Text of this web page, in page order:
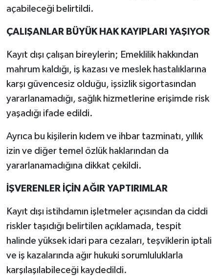
açabileceği belirtildi.
ÇALIŞANLAR BÜYÜK HAK KAYIPLARI YAŞIYOR
Kayıt dışı çalışan bireylerin; Emeklilik hakkından
mahrum kaldığı, iş kazası ve meslek hastalıklarına
karşı güvencesiz olduğu, işsizlik sigortasından
yararlanamadığı, sağlık hizmetlerine erişimde risk
yaşadığı ifade edildi.
Ayrıca bu kişilerin kıdem ve ihbar tazminatı, yıllık
izin ve diğer temel özlük haklarından da
yararlanamadığına dikkat çekildi.
İŞVERENLER İÇİN AĞIR YAPTIRIMLAR
Kayıt dışı istihdamın işletmeler açısından da ciddi
riskler taşıdığı belirtilen açıklamada, tespit
halinde yüksek idari para cezaları, teşviklerin iptali
ve iş kazalarında ağır hukuki sorumluluklarla
karşılaşılabileceği kaydedildi.